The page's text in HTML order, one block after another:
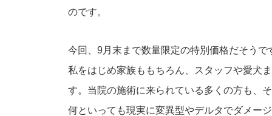
のです。
今回、9月末まで数量限定の特別価格だそうで
私をはじめ家族ももちろん、スタッフや愛犬
す。当院の施術に来られている多くの方も、
何といっても現実に変異型やデルタでダメー